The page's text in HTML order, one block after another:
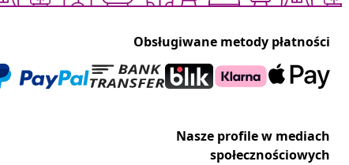
Obsługiwane metody płatności
Nasze profile w mediach
społecznościowych